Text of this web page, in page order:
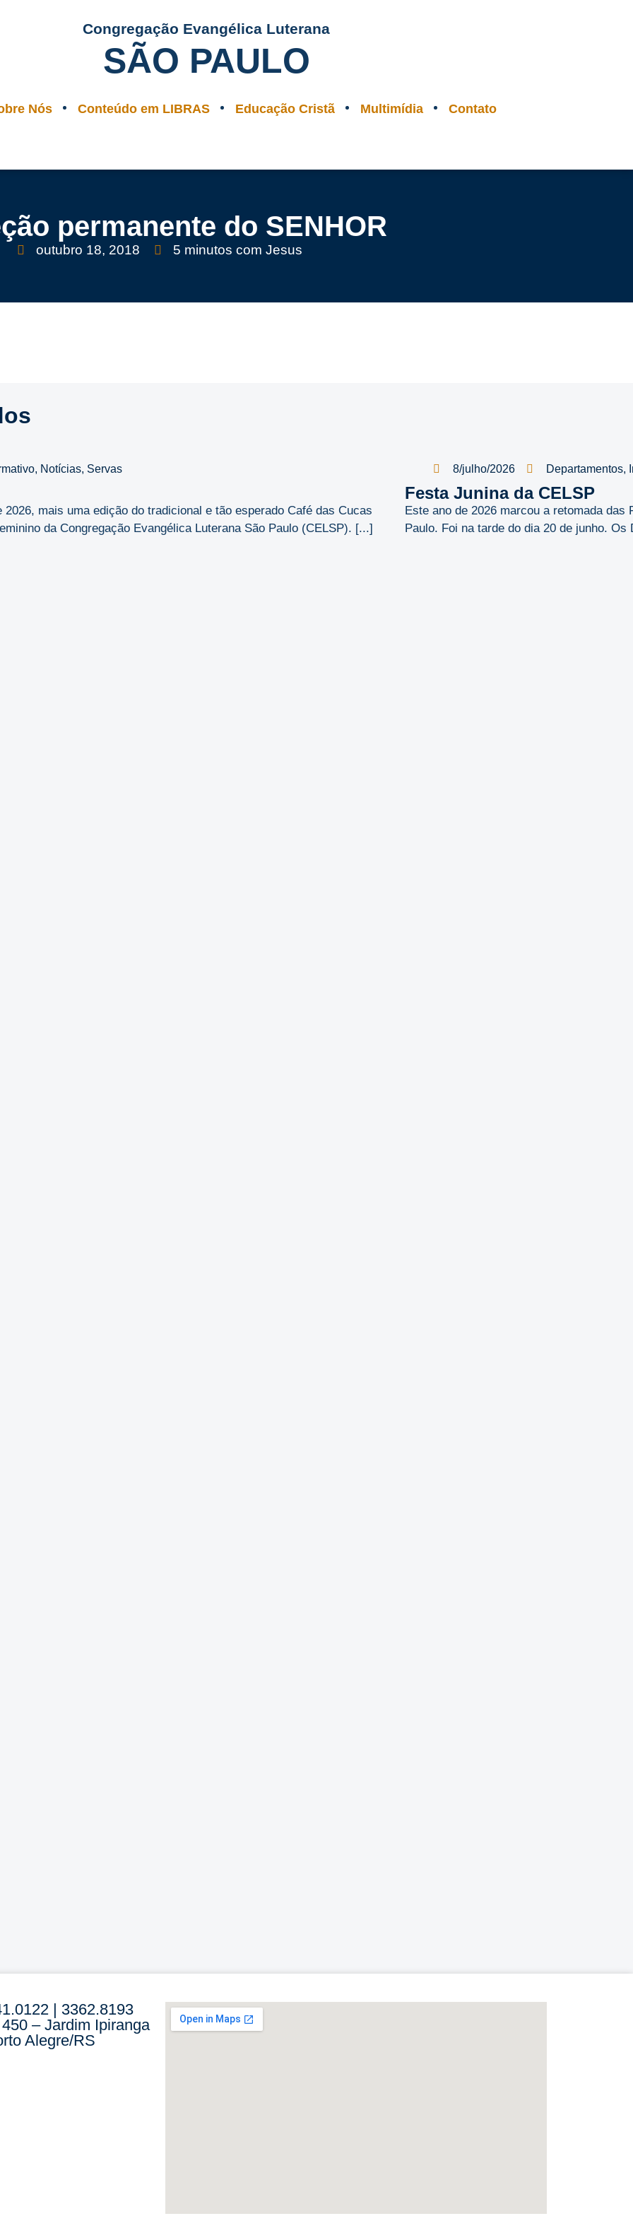
Congregação Evangélica Luterana
SÃO PAULO
Nós Conteúdo em LIBRAS Educação Cristã Multimídia Contato
permanente do SENHOR
outubro 18, 2018 5 minutos com Jesus
, Notícias, Servas
mais uma edição do tradicional e tão esperado Café das Cucas
da Congregação Evangélica Luterana São Paulo (CELSP). [...]
8/julho/2026 Departamentos,
Festa Junina da CELSP
Este ano de 2026 marcou a retomada
Paulo. Foi na tarde do dia 20 de junho.
| 3362.8193
– Jardim Ipiranga
Alegre/RS